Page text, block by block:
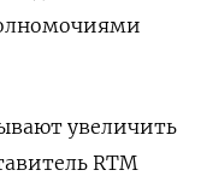
увеличить
RTM